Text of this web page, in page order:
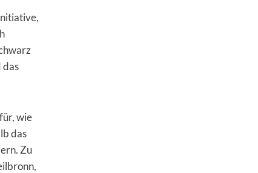
das
wie
das
Zu